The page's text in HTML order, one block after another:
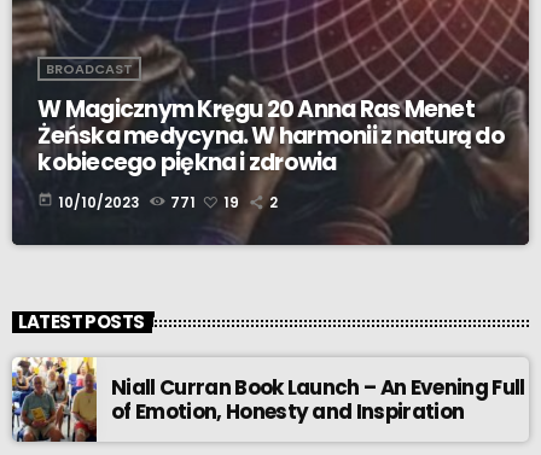
BROADCAST
W Magicznym Kręgu 20 Anna Ras Menet
Żeńska medycyna. W harmonii z naturą do
kobiecego piękna i zdrowia
today 10/10/2023 771 19 2
LATEST POSTS
Niall Curran Book Launch – An Evening Full
of Emotion, Honesty and Inspiration